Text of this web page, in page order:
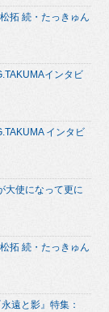
拓 続・たっきゅん
インタビ
インタビ
大使になって更に
拓 続・たっきゅん
遠と影』特集：